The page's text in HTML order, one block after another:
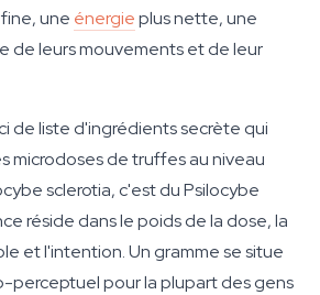
une énergieplus nette, une
de leurs mouvements et de leur
de liste d'ingrédients secrète qui
microdoses de truffes au niveau
sclerotia, c'est du Psilocybe
réside dans le poids de la dose, la
et l'intention. Un gramme se situe
perceptuel pour la plupart des gens